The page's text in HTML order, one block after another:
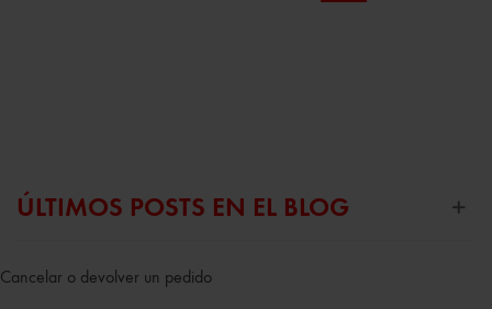
ÚLTIMOS POSTS EN EL BLOG
Cancelar o devolver un pedido